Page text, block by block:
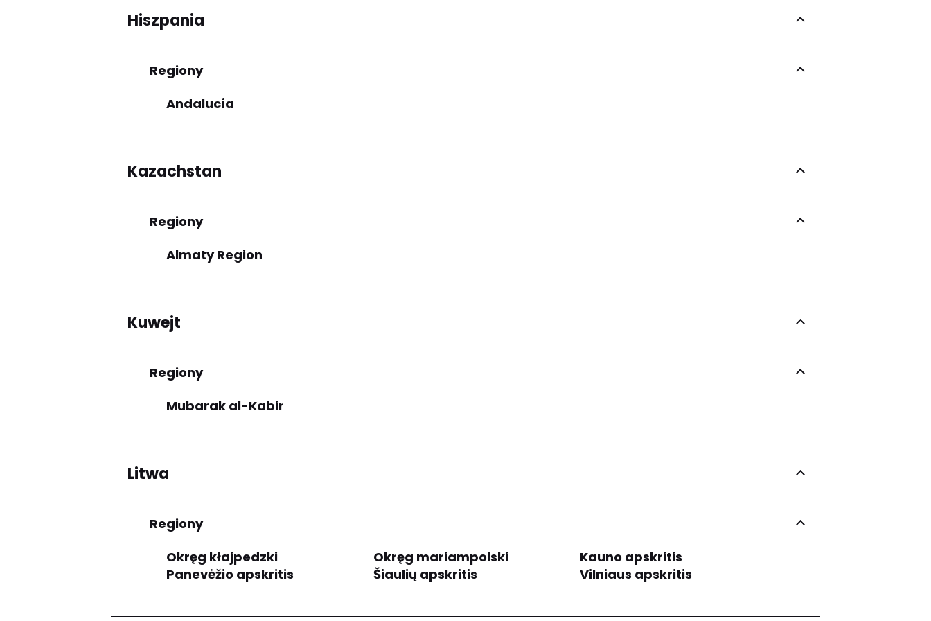
Hiszpania
Regiony
Andalucía
Kazachstan
Regiony
Almaty Region
Kuwejt
Regiony
Mubarak al-Kabir
Litwa
Regiony
Okręg kłajpedzki
Okręg mariampolski
Kauno apskritis
Panevėžio apskritis
Šiaulių apskritis Vilniaus apskritis